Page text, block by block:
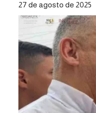
Fecha
27 de agosto de 2025